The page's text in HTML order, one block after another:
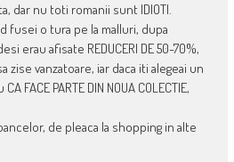
dar nu toti romanii sunt IDIOTI.
fusei o tura pe la malluri, dupa
erau afisate REDUCERI DE 50-70%,
zise vanzatoare, iar daca iti alegeai un
FACE PARTE DIN NOUA COLECTIE,
de pleaca la shopping in alte